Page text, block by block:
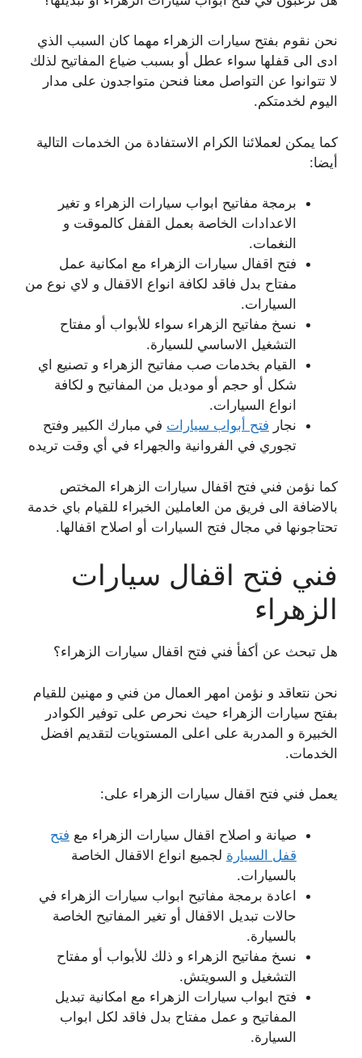
نحن نقوم بفتح سيارات الزهراء مهما كان السبب الذي
ادى الى قفلها سواء عطل أو بسبب ضياع المفاتيح لذلك
لا تتوانوا عن التواصل معنا فنحن متواجدون على مدار
اليوم لخدمتكم.
كما يمكن لعملائنا الكرام الاستفادة من الخدمات التالية
أيضا:
برمجة مفاتيح ابواب سيارات الزهراء و تغير
الاعدادات الخاصة بعمل القفل كالموقت و
النغمات.
فتح اقفال سيارات الزهراء مع امكانية عمل
مفتاح بدل فاقد لكافة انواع الاقفال و لاي نوع من
السيارات.
نسخ مفاتيح الزهراء سواء للأبواب أو مفتاح
التشغيل الاساسي للسيارة.
القيام بخدمات صب مفاتيح الزهراء و تصنيع اي
شكل أو حجم أو موديل من المفاتيح و لكافة
انواع السيارات.
نجار فتح أبواب سيارات في مبارك الكبير وفتح
تجوري في الفروانية والجهراء في أي وقت تريده
كما نؤمن فني فتح اقفال سيارات الزهراء المختص
بالاضافة الى فريق من العاملين الخبراء للقيام باي خدمة
تحتاجونها في مجال فتح السيارات أو اصلاح اقفالها.
فني فتح اقفال سيارات
الزهراء
هل تبحث عن أكفأ فني فتح اقفال سيارات الزهراء؟
نحن نتعاقد و نؤمن امهر العمال من فني و مهنين للقيام
بفتح سيارات الزهراء حيث نحرص على توفير الكوادر
الخبيرة و المدربة على اعلى المستويات لتقديم افضل
الخدمات.
يعمل فني فتح اقفال سيارات الزهراء على:
صيانة و اصلاح اقفال سيارات الزهراء مع فتح
قفل السيارة لجميع انواع الاقفال الخاصة
بالسيارات.
اعادة برمجة مفاتيح ابواب سيارات الزهراء في
حالات تبديل الاقفال أو تغير المفاتيح الخاصة
بالسيارة.
نسخ مفاتيح الزهراء و ذلك للأبواب أو مفتاح
التشغيل و السويتش.
فتح ابواب سيارات الزهراء مع امكانية تبديل
المفاتيح و عمل مفتاح بدل فاقد لكل ابواب
السيارة.